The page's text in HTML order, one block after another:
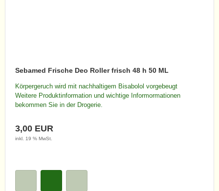
Sebamed Frische Deo Roller frisch 48 h 50 ML
Körpergeruch wird mit nachhaltigem Bisabolol vorgebeugt
Weitere Produktinformation und wichtige Informormationen
bekommen Sie in der Drogerie.
3,00 EUR
inkl. 19 % MwSt.